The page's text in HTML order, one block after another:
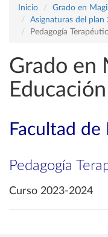
Inicio
Grado en
Asignaturas del plan
Pedagogía
Grado en
Facultad de
Pedagogía
Curso 2023-2024